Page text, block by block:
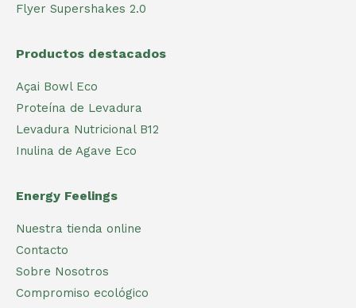
Flyer Supershakes 2.0
Productos destacados
Açai Bowl Eco
Proteína de Levadura
Levadura Nutricional B12
Inulina de Agave Eco
Energy Feelings
Nuestra tienda online
Contacto
Sobre Nosotros
Compromiso ecológico